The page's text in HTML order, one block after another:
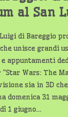
al San
di Bareggio
unisce grandi
appuntamenti
“Star Wars: The
sia in 3D
domenica 31
1 giugno…